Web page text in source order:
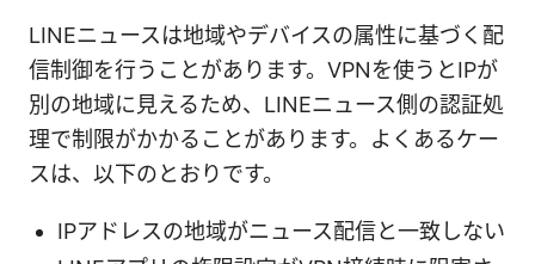
LINEニュースは地域やデバイスの属性に基づく配
信制御を行うことがあります。VPNを使うとIPが
別の地域に見えるため、LINEニュース側の認証処
理で制限がかかることがあります。よくあるケー
スは、以下のとおりです。
IPアドレスの地域がニュース配信と一致しない